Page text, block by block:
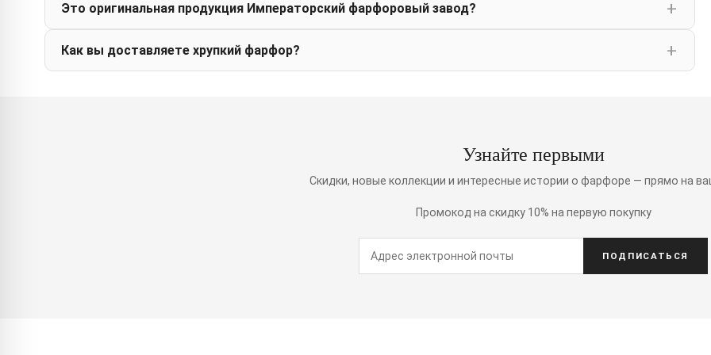
Это оригинальная продукция Императорский фарфоровый завод?
Как вы доставляете хрупкий фарфор?
Узнайте первыми
Скидки, новые коллекции и интересные истории о фарфоре — прямо на
Промокод на скидку 10% на первую покупку
ПОДПИСАТЬСЯ